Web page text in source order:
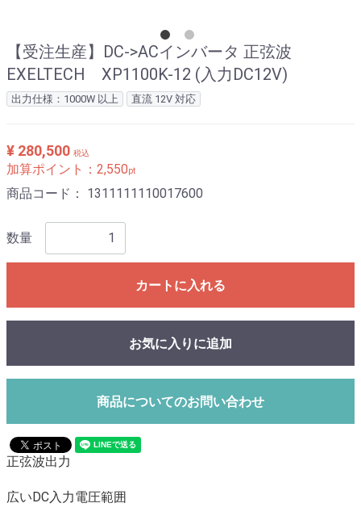
【受注生産】DC->ACインバータ 正弦波
EXELTECH XP1100K-12 (入力DC12V)
出力仕様：1000W 以上 直流 12V 対応
¥ 280,500 税込
加算ポイント： 2,550pt
商品コード： 1311111110017600
数量
カートに入れる
お気に入りに追加
商品についてのお問い合わせ
正弦波出力
広いDC入力電圧範囲